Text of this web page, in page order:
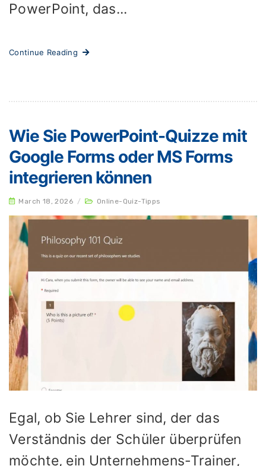
PowerPoint, das...
Continue Reading
Wie Sie PowerPoint-Quizze mit
Google Forms oder MS Forms
integrieren können
March 18, 2026 / Online-Quiz-Tipps
Egal, ob Sie Lehrer sind, der das
Verständnis der Schüler überprüfen
möchte, ein Unternehmens-Trainer,